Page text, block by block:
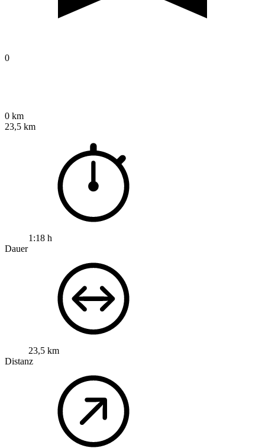
0
0 km
23,5 km
1:18 h
Dauer
23,5 km
Distanz